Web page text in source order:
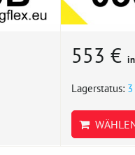
553 €
Lagerstatus: